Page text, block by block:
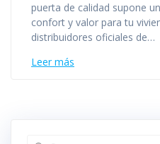
puerta de calidad supone
confort y valor para tu
distribuidores oficiales de…
Leer más